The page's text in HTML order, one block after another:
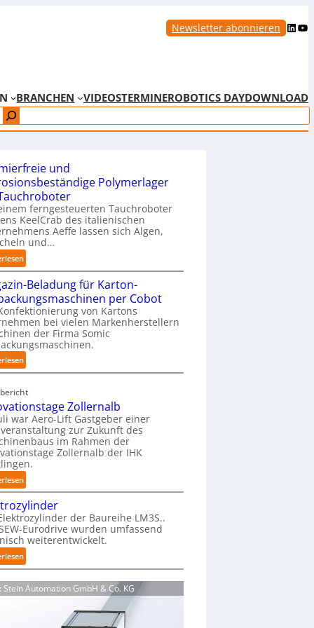
Newsletter abonnieren LinkedIn YouTube
BRANCHEN VIDEOSTERMINEROBOTICS DAYDOWNLOAD
und
Polymerlager
ferngesteuerten Tauchroboter
KeelCrab des italienischen
Aeffe lassen sich Algen,
und…
:
S
c
h
m
i
e
r
f
e
i
e
u
n
d
k
o
r
o
s
i
o
s
Beladung für Karton-
per Cobot
von Kartons
bei vielen Markenherstellern
der Firma Somic
:
M
a
z
i
n
-
B
e
l
a
d
u
n
g
f
ü
Zollernalb
war Aero-Lift Gastgeber einer
zur Zukunft des
im Rahmen der
Zollernalb der IHK
:
I
n
n
o
v
a
t
o
der Baureihe LM3S..
Eurodrive wurden umfassend
weiterentwickelt.
:
E
l
e
Stein Automation GmbH & Co. KG